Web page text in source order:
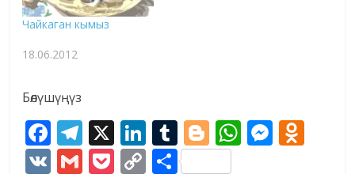
Чайкаган кымыз
18.06.2012
Бөлүшүңүз
F
ac
T
el
X Li
n
T
u
Bl
o
W M
V G P C S